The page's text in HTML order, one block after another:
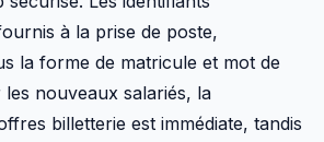
à la prise de poste,
la forme de matricule et mot de
les nouveaux salariés, la
billetterie est immédiate, tandis